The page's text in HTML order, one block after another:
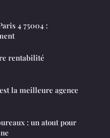
4 75004 :
rentabilité
la meilleure agence
: un atout pour